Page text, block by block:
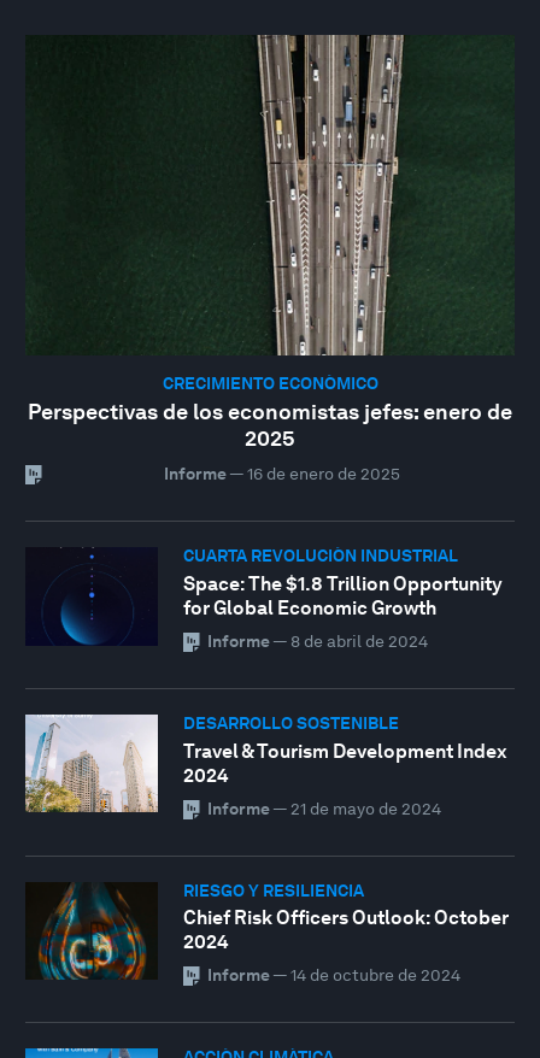
CRECIMIENTO ECONÓMICO
Perspectivas de los economistas jefes: enero de
2025
Informe—16 de enero de 2025
CUARTA REVOLUCIÓN INDUSTRIAL
Space: The $1.8 Trillion Opportunity
for Global Economic Growth
Informe— 8 de abril de 2024
DESARROLLO SOSTENIBLE
Travel & Tourism Development Index
2024
Informe— 21 de mayo de 2024
RIESGO Y RESILIENCIA
Chief Risk Officers Outlook: October
2024
Informe— 14 de octubre de 2024